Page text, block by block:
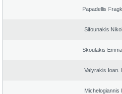
Papadellis
Sifounakis
Skoulakis
Valyrakis Ioan.
Michelogiannis